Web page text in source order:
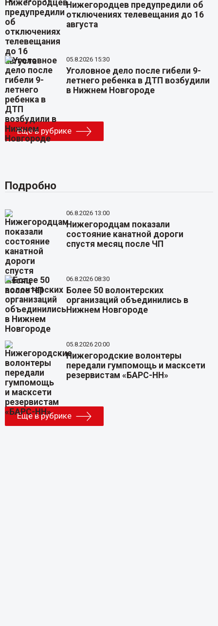
Нижегородцев предупредили об
отключениях телевещания до 16
августа
05.8.2026 15:30
Уголовное дело после гибели 9-
летнего ребенка в ДТП возбудили
в Нижнем Новгороде
Еще в рубрике
Подробно
06.8.2026 13:00
Нижегородцам показали
состояние канатной дороги
спустя месяц после ЧП
06.8.2026 08:30
Более 50 волонтерских
организаций объединились в
Нижнем Новгороде
05.8.2026 20:00
Нижегородские волонтеры
передали гумпомощь и масксети
резервистам «БАРС-НН»
Еще в рубрике